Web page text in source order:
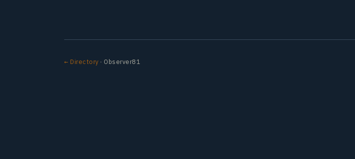
← Directory · Observer81